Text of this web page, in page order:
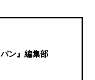
ン』編集部